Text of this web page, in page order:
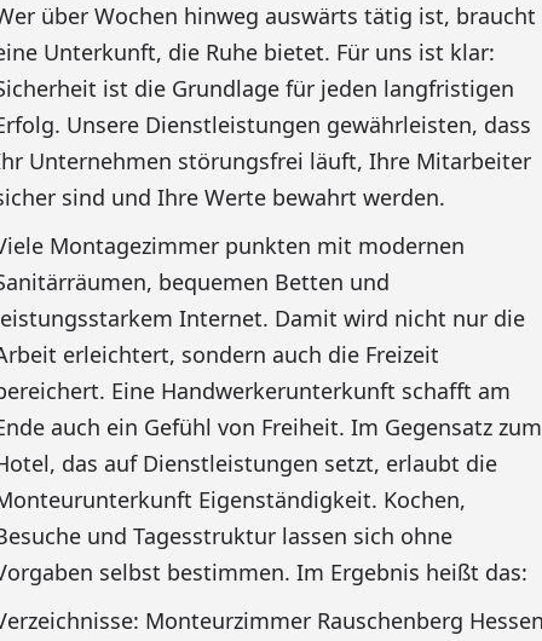
über Wochen hinweg auswärts tätig ist, braucht
Unterkunft, die Ruhe bietet. Für uns ist klar:
ist die Grundlage für jeden langfristigen
Unsere Dienstleistungen gewährleisten, dass
Unternehmen störungsfrei läuft, Ihre Mitarbeiter
sind und Ihre Werte bewahrt werden.
Montagezimmer punkten mit modernen
bequemen Betten und
Internet. Damit wird nicht nur die
erleichtert, sondern auch die Freizeit
Eine Handwerkerunterkunft schafft am
auch ein Gefühl von Freiheit. Im Gegensatz zum
das auf Dienstleistungen setzt, erlaubt die
Eigenständigkeit. Kochen,
und Tagesstruktur lassen sich ohne
selbst bestimmen. Im Ergebnis heißt das:
Monteurzimmer Rauschenberg